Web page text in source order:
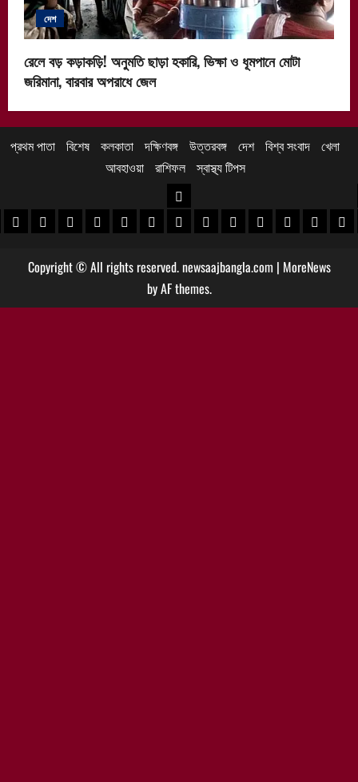
দেশ
রেলে বড় কড়াকড়ি! অনুমতি ছাড়া হকারি, ভিক্ষা ও ধূমপানে মোটা
জরিমানা, বারবার অপরাধে জেল
প্রথম পাতা বিশেষ কলকাতা দক্ষিণবঙ্গ উত্তরবঙ্গ দেশ বিশ্ব সংবাদ খেলা
আবহাওয়া
রাশিফল স্বাস্থ্য টিপস
খবর
খবর
পুরুলিয়া খবর
বাঁকুড়া খবরপশ্চিম বর্ধমান খবর
পূর্ব বর্ধমান খবর
বীরভূম খবরমুর্শিদাবাদ খবর
উত্তরবঙ্গ
কোচবিহার নিউজ
আলিপুরদুয়ার খবর
জলপাইগুড়ি খবর
শিলিগুড়ি খবর
উত্তরদক্ষিণ
Copyright © All rights reserved. newsaajbangla.com | MoreNews
by AF themes.